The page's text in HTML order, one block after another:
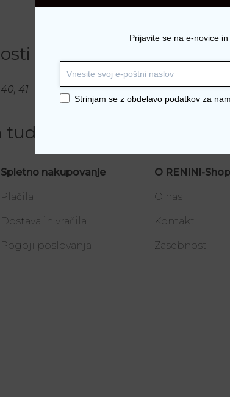
41
tudi
Spletno nakupovanje
Plačila
Dostava in vračila
Pogoji poslovanja
O RENINI-Shop
O nas
Kontakt
Zasebnost
Prijavite se na e-novice
Strinjam se z obdelavo podatkov za